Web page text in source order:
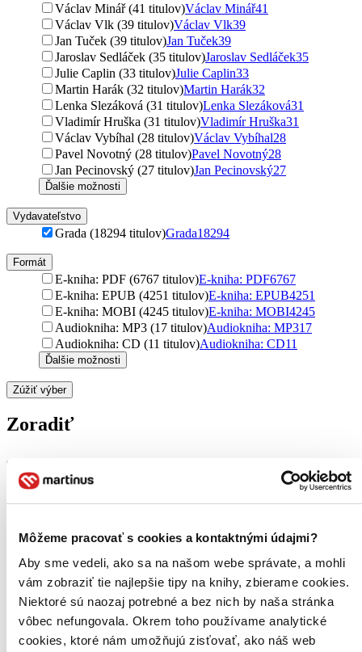
Môžeme pracovať s cookies a kontaktnými údajmi?
Aby sme vedeli, ako sa na našom webe správate, a mohli
vám zobraziť tie najlepšie tipy na knihy, zbierame cookies.
Niektoré sú naozaj potrebné a bez nich by naša stránka
vôbec nefungovala. Okrem toho používame analytické
cookies, ktoré nám umožňujú zisťovať, ako náš web
Václav Minář (41 titulov)Václav Minář41
Václav Vlk (39 titulov)Václav Vlk39
Jan Tuček (39 titulov)Jan Tuček39
Jaroslav Sedláček (35 titulov)Jaroslav Sedláček35
Julie Caplin (33 titulov)Julie Caplin33
Martin Harák (32 titulov)Martin Harák32
Lenka Slezáková (31 titulov)Lenka Slezáková31
Vladimír Hruška (31 titulov)Vladimír Hruška31
Václav Vybíhal (28 titulov)Václav Vybíhal28
Pavel Novotný (28 titulov)Pavel Novotný28
Jan Pecinovský (27 titulov)Jan Pecinovský27
Ďalšie možnosti
Vydavateľstvo
Grada (18294 titulov)Grada18294
Formát
E-kniha: PDF (6767 titulov)E-kniha: PDF6767
E-kniha: EPUB (4251 titulov)E-kniha: EPUB4251
E-kniha: MOBI (4245 titulov)E-kniha: MOBI4245
Audiokniha: MP3 (17 titulov)Audiokniha: MP317
Audiokniha: CD (11 titulov)Audiokniha: CD11
Ďalšie možnosti
Zúžiť výber
Zoradiť
Bestsellery
Novinky
Najdrahšie
Najlacnejšie
Najvyššia zľava
Použité filtre
Zrušiť filtre
Vydavateľstvo Grada